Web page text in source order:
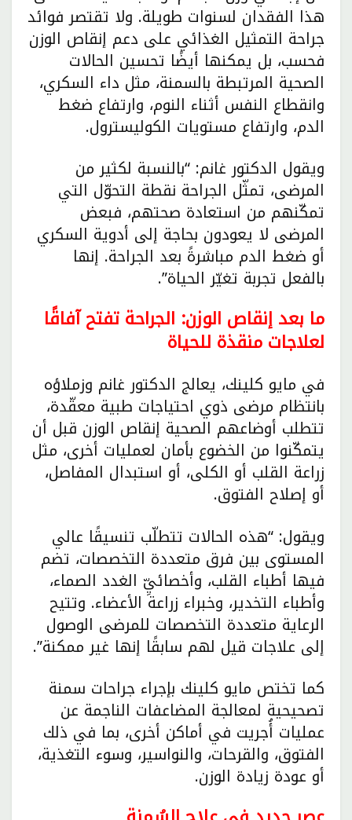
هذا الفقدان لسنوات طويلة. ولا تقتصر فوائد
جراحة التمثيل الغذائي على دعم إنقاص الوزن
فحسب، بل يمكنها أيضًا تحسين الحالات
الصحية المرتبطة بالسمنة، مثل داء السكري،
وانقطاع النفس أثناء النوم، وارتفاع ضغط
الدم، وارتفاع مستويات الكوليسترول.
ويقول الدكتور غانم: “بالنسبة لكثير من
المرضى، تمثّل الجراحة نقطة التحوّل التي
تمكّنهم من استعادة صحتهم، فبعض
المرضى لا يعودون بحاجة إلى أدوية السكري
أو ضغط الدم مباشرةً بعد الجراحة. إنها
بالفعل تجربة تغيّر الحياة”.
ما بعد إنقاص الوزن: الجراحة تفتح آفاقًا
لعلاجات منقذة للحياة
في مايو كلينك، يعالج الدكتور غانم وزملاؤه
بانتظام مرضى ذوي احتياجات طبية معقّدة،
تتطلب أوضاعهم الصحية إنقاص الوزن قبل أن
يتمكّنوا من الخضوع بأمان لعمليات أخرى، مثل
زراعة القلب أو الكلى، أو استبدال المفاصل،
أو إصلاح الفتوق.
ويقول: “هذه الحالات تتطلّب تنسيقًا عالي
المستوى بين فرق متعددة التخصصات، تضم
فيها أطباء القلب، وأخصائيِّ الغدد الصماء،
وأطباء التخدير، وخبراء زراعة الأعضاء. وتتيح
الرعاية متعددة التخصصات للمرضى الوصول
إلى علاجات قيل لهم سابقًا إنها غير ممكنة”.
كما تختص مايو كلينك بإجراء جراحات سمنة
تصحيحية لمعالجة المضاعفات الناجمة عن
عمليات أُجريت في أماكن أخرى، بما في ذلك
الفتوق، والقرحات، والنواسير، وسوء التغذية،
أو عودة زيادة الوزن.